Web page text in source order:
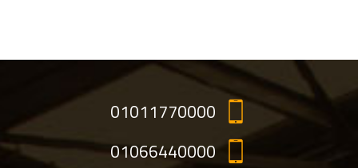
01011770000
01066440000